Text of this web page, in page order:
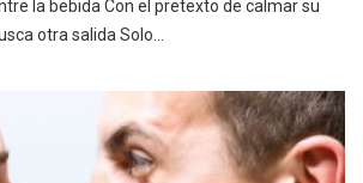
la bebida Con el pretexto de calmar su
otra salida Solo…